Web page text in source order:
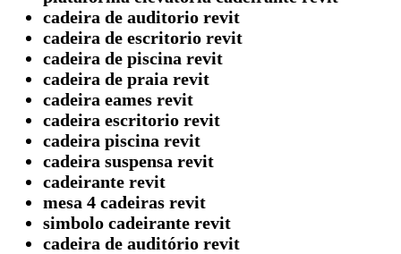
cadeira de auditorio revit
cadeira de escritorio revit
cadeira de piscina revit
cadeira de praia revit
cadeira eames revit
cadeira escritorio revit
cadeira piscina revit
cadeira suspensa revit
cadeirante revit
mesa 4 cadeiras revit
simbolo cadeirante revit
cadeira de auditório revit